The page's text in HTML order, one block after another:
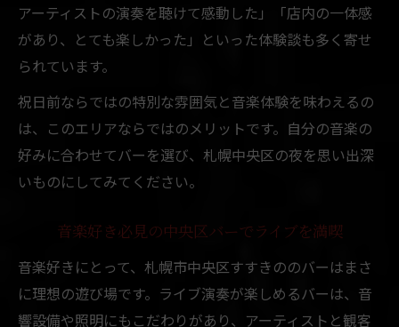
アーティストの演奏を聴けて感動した」「店内の一体感
があり、とても楽しかった」といった体験談も多く寄せ
られています。
祝日前ならではの特別な雰囲気と音楽体験を味わえるの
は、このエリアならではのメリットです。自分の音楽の
好みに合わせてバーを選び、札幌中央区の夜を思い出深
いものにしてみてください。
音楽好き必見の中央区バーでライブを満喫
音楽好きにとって、札幌市中央区すすきののバーはまさ
に理想の遊び場です。ライブ演奏が楽しめるバーは、音
響設備や照明にもこだわりがあり、アーティストと観客